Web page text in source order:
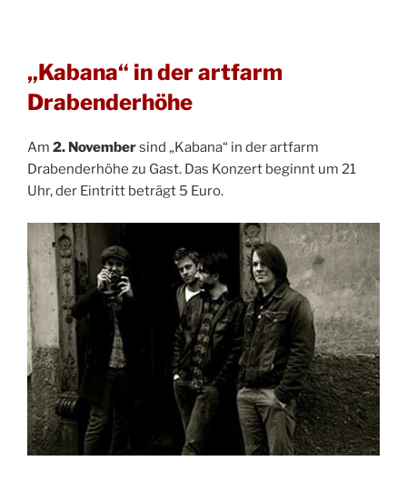
„Kabana“ in der artfarm
Drabenderhöhe
Am 2. Novembersind „Kabana“ in der artfarm
Drabenderhöhe zu Gast. Das Konzert beginnt um 21
Uhr, der Eintritt beträgt 5 Euro.